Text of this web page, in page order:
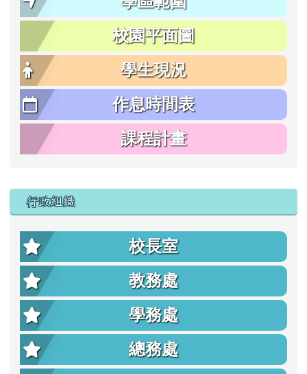
校園平面圖
學生現況
作息時間表
課程計畫
行政組織
校長室
教務處
學務處
總務處